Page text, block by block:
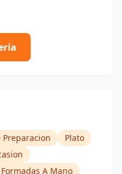
Preparacion
Plato
A Mano